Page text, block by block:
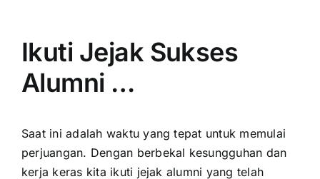
Ikuti Jejak Sukses
Alumni …
Saat ini adalah waktu yang tepat untuk memulai
perjuangan. Dengan berbekal kesungguhan dan
kerja keras kita ikuti jejak alumni yang telah